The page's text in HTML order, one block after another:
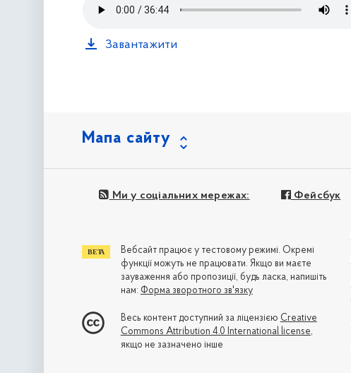
Завантажити
Мапа сайту
Ми у соціальних мережах: Фейсбук
Вебсайт працює у тестовому режимі. Окремі
функції можуть не працювати. Якщо ви маєте
зауваження або пропозиції, будь ласка, напишіть
нам: Форма зворотного зв'язку
Весь контент доступний за ліцензією Creative
Commons Attribution 4.0 International license,
якщо не зазначено інше